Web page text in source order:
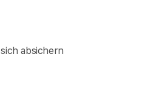
absichern